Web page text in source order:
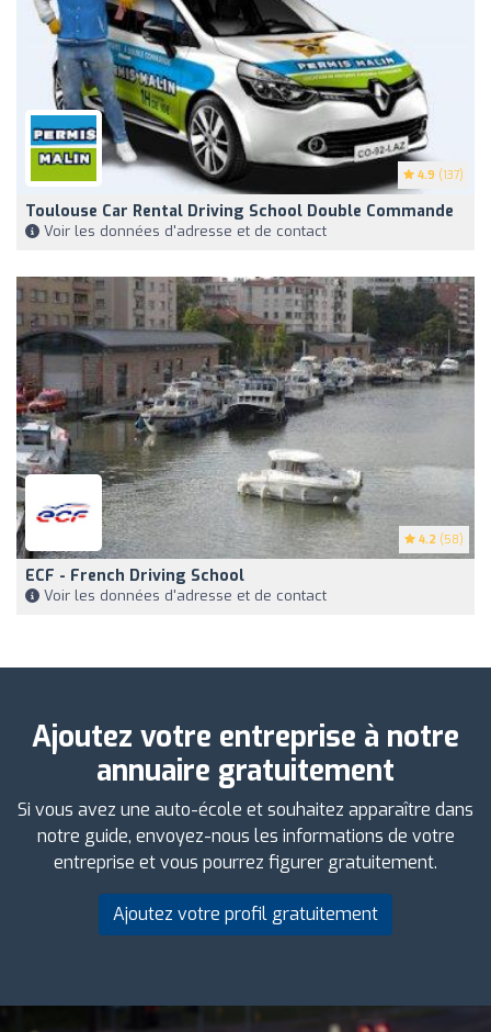
4.9 (137)
Toulouse Car Rental Driving School Double Commande
Voir les données d'adresse et de contact
4.2 (58)
ECF - French Driving School
Voir les données d'adresse et de contact
Ajoutez votre entreprise à notre
annuaire gratuitement
Si vous avez une auto-école et souhaitez apparaître dans
notre guide, envoyez-nous les informations de votre
entreprise et vous pourrez figurer gratuitement.
Ajoutez votre profil gratuitement